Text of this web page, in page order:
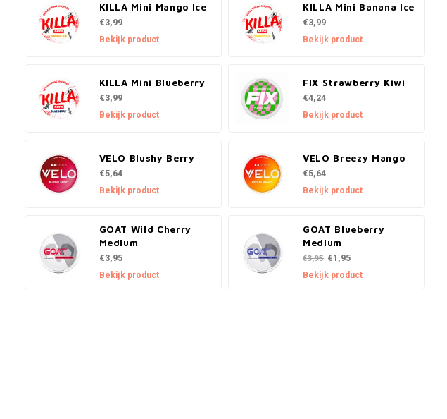
KILLA Mini Mango Ice
€3,99
Bekijk product
KILLA Mini Banana Ice
€3,99
Bekijk product
KILLA Mini Blueberry
€3,99
Bekijk product
FIX Strawberry Kiwi
€4,24
Bekijk product
VELO Blushy Berry
€5,64
Bekijk product
VELO Breezy Mango
€5,64
Bekijk product
GOAT Wild Cherry
Medium
€3,95
Bekijk product
GOAT Blueberry
Medium
€3,95 €1,95
Bekijk product